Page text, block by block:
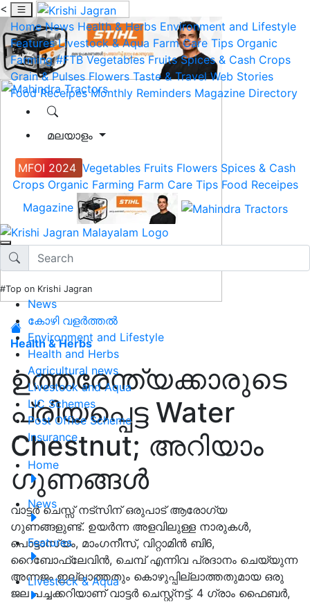
<
Home News Health & Herbs Environment and Lifestyle
Features Livestock & Aqua Farm Care Tips Organic
Farming #FTB Vegetables Fruits Spices & Cash Crops
Grain & Pulses Flowers Taste & Travel Web Stories
Food Receipes Monthly Reminders Magazine Directory
മലയാളം
MFOI 2024 Vegetables Fruits Flowers Spices & Cash
Crops Organic Farming Farm Care Tips Food Receipes
Magazine
#Top on Krishi Jagran
News
കോഴി വളർത്തൽ
Environment and Lifestyle
Health and Herbs
Agricultural news
Livestock and Aqua
LIC Schemes
Post Office Scheme
Insurance
Home
News
Features
Livestock & Aqua
Health & Herbs
ഉത്തരേന്ത്യക്കാരുടെ
പ്രിയപ്പെട്ട Water
Chestnut; അറിയാം
ഗുണങ്ങൾ
വാട്ടർ ചെസ്സ് നട്സിന് ഒരുപാട് ആരോഗ്യ
ഗുണങ്ങളുണ്ട്. ഉയർന്ന അളവിലുള്ള നാരുകൾ,
പൊട്ടാസ്യം, മാംഗനീസ്, വിറ്റാമിൻ ബി6,
റൈബോഫ്ലേവിൻ, ചെമ്പ് എന്നിവ പ്രദാനം ചെയ്യുന്ന
അന്നജം ഇല്ലാത്തതും കൊഴുപ്പില്ലാത്തതുമായ ഒരു
ജല പച്ചക്കറിയാണ് വാട്ടർ ചെസ്റ്റ്നട്ട്. 4 ഗ്രാം ഫൈബർ,